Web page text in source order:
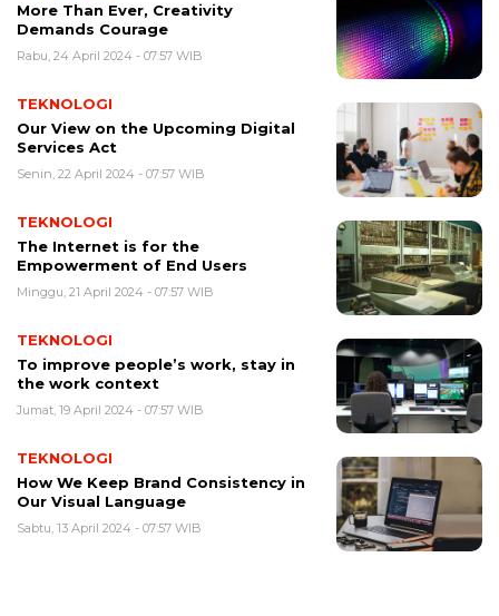
More Than Ever, Creativity
Demands Courage
Rabu, 24 April 2024 - 07:57 WIB
TEKNOLOGI
Our View on the Upcoming Digital
Services Act
Senin, 22 April 2024 - 07:57 WIB
TEKNOLOGI
The Internet is for the
Empowerment of End Users
Minggu, 21 April 2024 - 07:57 WIB
TEKNOLOGI
To improve people’s work, stay in
the work context
Jumat, 19 April 2024 - 07:57 WIB
TEKNOLOGI
How We Keep Brand Consistency in
Our Visual Language
Sabtu, 13 April 2024 - 07:57 WIB